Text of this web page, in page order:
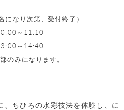
なり次第、受付終了）
～11:10
～14:40
のみになります。
ちひろの水彩技法を体験し、 に